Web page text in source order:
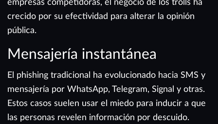
empresas competidoras, el negocio de los trolls ha
crecido por su efectividad para alterar la opinión
pública.
Mensajería instantánea
El phishing tradicional ha evolucionado hacia SMS y
mensajería por WhatsApp, Telegram, Signal y otras.
Estos casos suelen usar el miedo para inducir a que
las personas revelen información por descuido.